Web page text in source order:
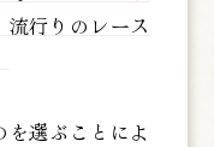
行りのレース
選ぶことによ